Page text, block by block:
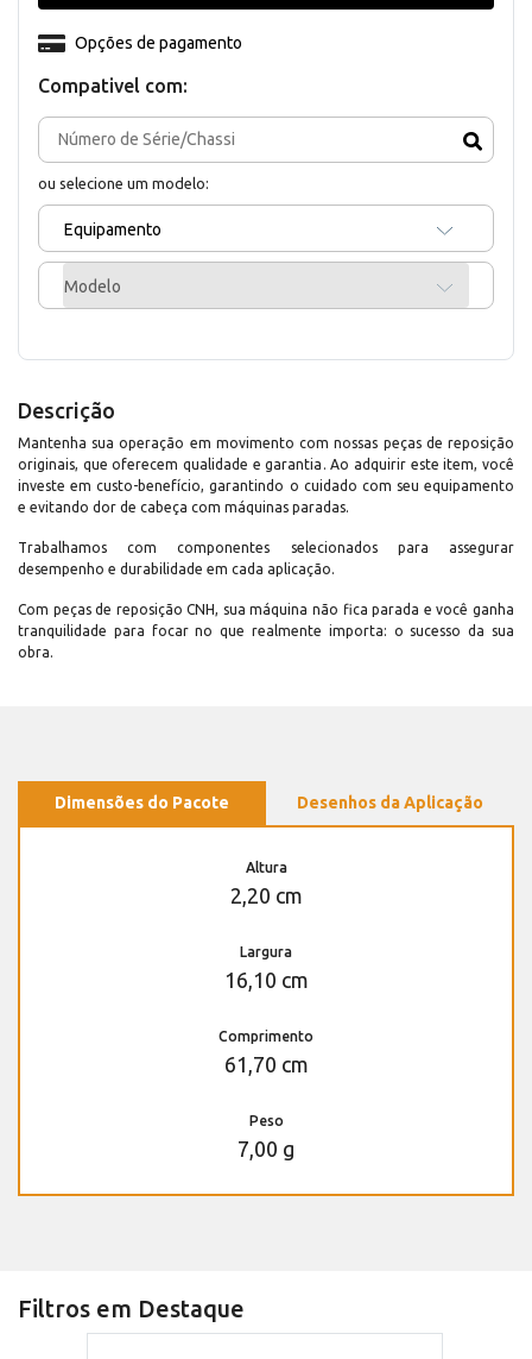
Compativel com:
ou selecione um modelo:
Equipamento
Modelo
Opções de pagamento
Descrição
Mantenha sua operação em movimento com nossas peças de reposição
originais, que oferecem qualidade e garantia. Ao adquirir este item, você
investe em custo-benefício, garantindo o cuidado com seu equipamento
e evitando dor de cabeça com máquinas paradas.
Trabalhamos com componentes selecionados para assegurar
desempenho e durabilidade em cada aplicação.
Com peças de reposição CNH, sua máquina não fica parada e você ganha
tranquilidade para focar no que realmente importa: o sucesso da sua
obra.
Dimensões do Pacote Desenhos da Aplicação
Altura
2,20 cm
Largura
16,10 cm
Comprimento
61,70 cm
Peso
7,00 g
Filtros em Destaque